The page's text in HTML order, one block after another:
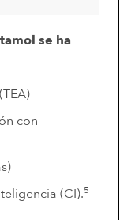
se ha
con
(CI).5